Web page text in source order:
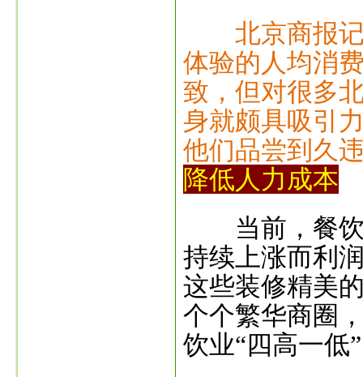
北京商报
体验的人均消
致，但对很多
身就颇具吸引
他们品尝到久
降低人力成本
当前，餐饮
持续上涨而利
这些装修精美
个个繁华商圈
饮业“四高一低